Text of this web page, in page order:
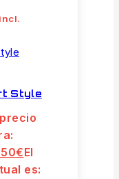
Style
€El
es: